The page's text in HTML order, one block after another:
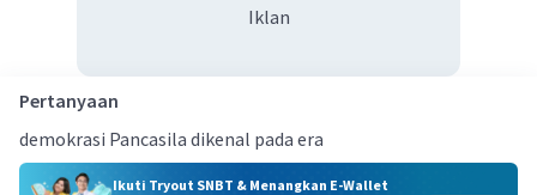
Iklan
Pertanyaan
demokrasi Pancasila dikenal pada era
Ikuti Tryout SNBT & Menangkan E-Wallet